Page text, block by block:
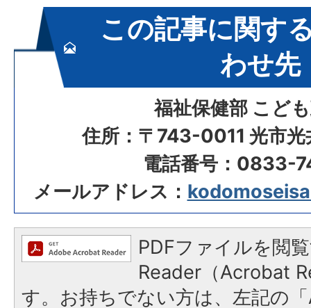
この記事に関す
わせ先
福祉保健部 こど
住所：〒743-0011 光市光
電話番号：0833-
メールアドレス：
PDFファイルを閲
Reader（Acrobat
す。お持ちでない方は、左記の